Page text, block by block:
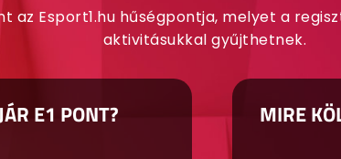
az Esport1.hu hűségpontja, melyet a
aktivitásukkal gyűjthetnek.
E1 PONT? MIRE